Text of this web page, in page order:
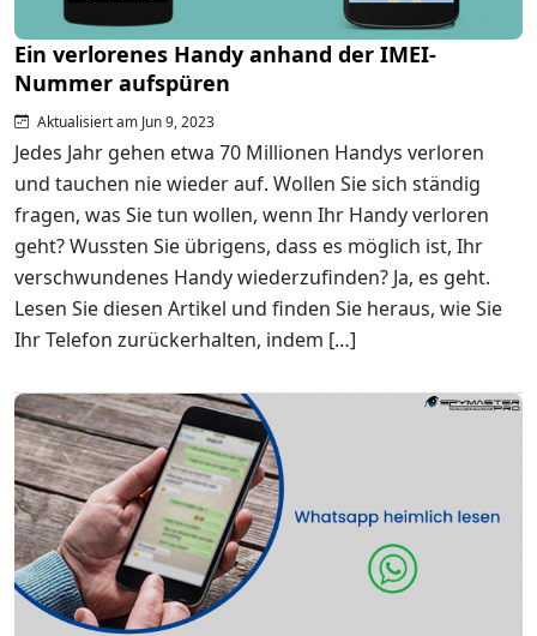
Ein verlorenes Handy anhand der IMEI-
Nummer aufspüren
Aktualisiert am Jun 9, 2023
Jedes Jahr gehen etwa 70 Millionen Handys verloren
und tauchen nie wieder auf. Wollen Sie sich ständig
fragen, was Sie tun wollen, wenn Ihr Handy verloren
geht? Wussten Sie übrigens, dass es möglich ist, Ihr
verschwundenes Handy wiederzufinden? Ja, es geht.
Lesen Sie diesen Artikel und finden Sie heraus, wie Sie
Ihr Telefon zurückerhalten, indem […]